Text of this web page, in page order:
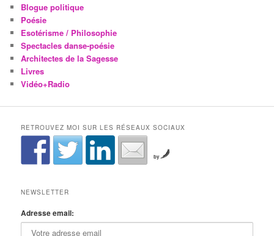
Blogue politique
Poésie
Esotérisme / Philosophie
Spectacles danse-poésie
Architectes de la Sagesse
Livres
Vidéo+Radio
RETROUVEZ MOI SUR LES RÉSEAUX SOCIAUX
by
NEWSLETTER
Adresse email: